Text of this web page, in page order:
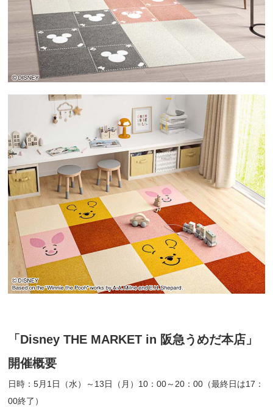
「Disney THE MARKET in 阪急うめだ本店」
開催概要
日時：5月1日（水）～13日（月）10：00～20：00（最終日は17：
00終了）